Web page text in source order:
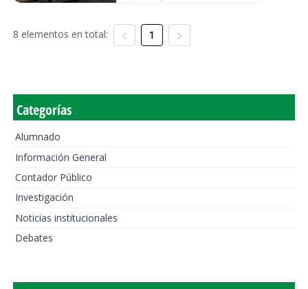
8 elementos en total: 1
Categorías
Alumnado
Información General
Contador Público
Investigación
Noticias institucionales
Debates